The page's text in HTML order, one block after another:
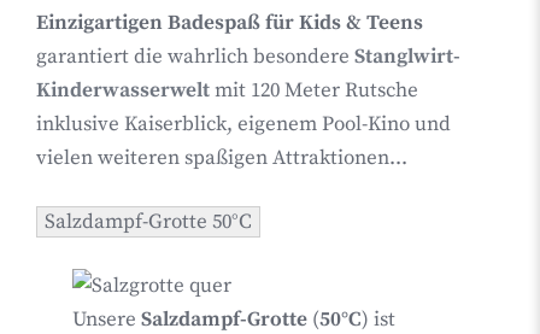
EinzigartigenBadespaß für Kids & Teens
garantiert die wahrlich besondere Stanglwirt-
Kinderwasserweltmit 120 Meter Rutsche
inklusive Kaiserblick, eigenem Pool-Kino und
vielen weiteren spaßigen Attraktionen...
Salzdampf-Grotte 50°C
Unsere Salzdampf-Grotte (50°C) ist